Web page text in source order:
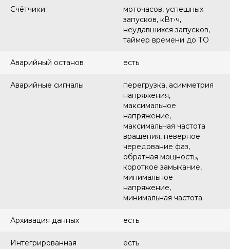
Счётчики
моточасов, успешных
запусков, кВт•ч,
неудавшихся запусков,
таймер времени до ТО
Аварийный останов есть
Аварийные сигналы
перегрузка, асимметрия
напряжения,
максимальное
напряжение,
максимальная частота
вращения, неверное
чередование фаз,
обратная мощность,
короткое замыкание,
минимальное
напряжение,
минимальная частота
Архивация данных есть
Интегрированная
есть